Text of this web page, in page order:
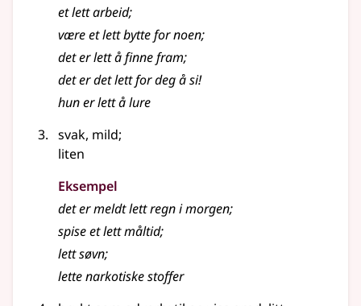
etlettarbeid;
være etlettbytte for noen;
det erlettå finne fram;
det er detlettfor deg å si!
hun erlettå lure
svak, mild;
liten
Eksempel
det er meldtlettregn i morgen;
spise etlettmåltid;
lettsøvn;
lettenarkotiske stoffer